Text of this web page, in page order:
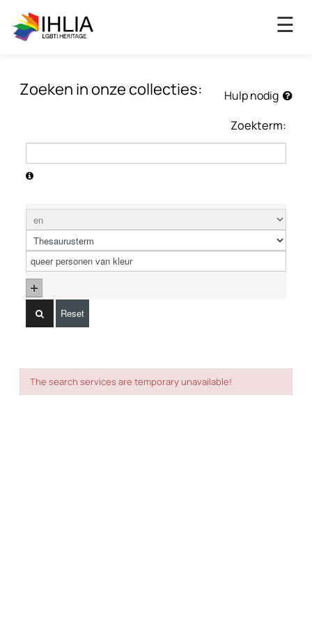
×
☰
Zoeken in onze collecties:
Hulp nodig
Zoekterm:
Reset
The search services are temporary unavailable!